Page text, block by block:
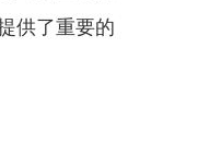
供了重要的